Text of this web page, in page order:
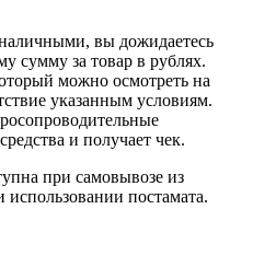
вы дожидаетесь
сумму за товар в рублях.
можно осмотреть на
указанным условиям.
и получает чек.
при самовывозе из
постамата.